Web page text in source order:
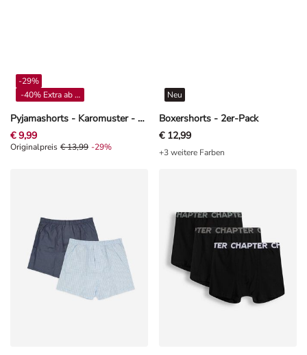
Pyjamashorts - Karomuster - Mint
-29%
-40% Extra ab 4**
€ 9,99
Originalpreis € 13,99, Rabat -29%
Originalpreis € 13,99 -29%
Boxershorts - 2er-Pack
Neu
€ 12,99
+3 weitere Farben